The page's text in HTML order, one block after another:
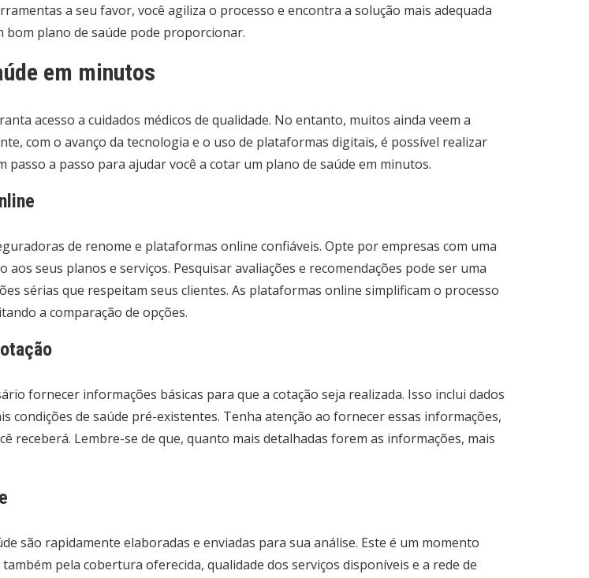
a seu favor, você agiliza o processo e encontra a solução mais adequada
bom plano de saúde pode proporcionar.
em minutos
acesso a cuidados médicos de qualidade. No entanto, muitos ainda veem a
com o avanço da tecnologia e o uso de plataformas digitais, é possível realizar
a passo para ajudar você a cotar um plano de saúde em minutos.
de renome e plataformas online confiáveis. Opte por empresas com uma
seus planos e serviços. Pesquisar avaliações e recomendações pode ser uma
sérias que respeitam seus clientes. As plataformas online simplificam o processo
a comparação de opções.
fornecer informações básicas para que a cotação seja realizada. Isso inclui dados
condições de saúde pré-existentes. Tenha atenção ao fornecer essas informações,
receberá. Lembre-se de que, quanto mais detalhadas forem as informações, mais
são rapidamente elaboradas e enviadas para sua análise. Este é um momento
pela cobertura oferecida, qualidade dos serviços disponíveis e a rede de